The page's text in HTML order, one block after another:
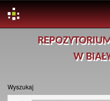
W
Wyszukaj